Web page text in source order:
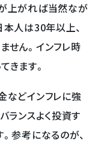
上がれば当然なが
本人は30年以上、
せん。インフレ時
きます。
などインフレに強
ランスよく投資す
参考になるのが、